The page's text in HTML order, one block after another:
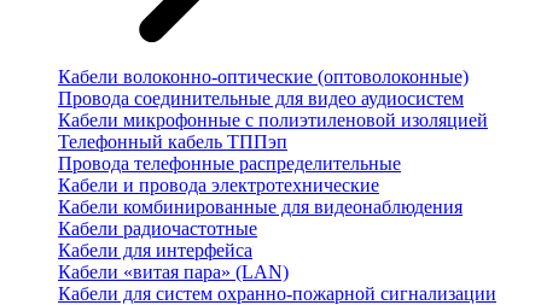
Кабели волоконно-оптические (оптоволоконные)
Провода соединительные для видео аудиосистем
Кабели микрофонные с полиэтиленовой изоляцией
Телефонный кабель ТППэп
Провода телефонные распределительные
Кабели и провода электротехнические
Кабели комбинированные для видеонаблюдения
Кабели радиочастотные
Кабели для интерфейса
Кабели «витая пара» (LAN)
Кабели для систем охранно-пожарной сигнализации